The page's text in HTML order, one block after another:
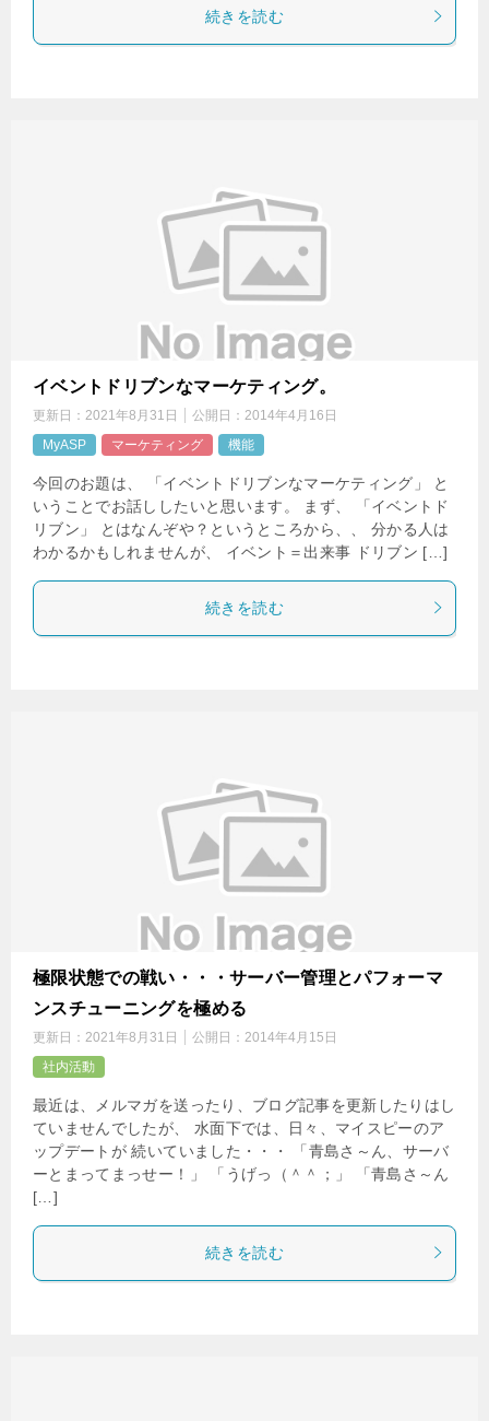
続きを読む
イベントドリブンなマーケティング。
更新日： 2021年8月31日 公開日： 2014年4月16日
MyASP
マーケティング 機能
今回のお題は、 「イベントドリブンなマーケティング」 と
いうことでお話ししたいと思います。 まず、 「イベントド
リブン」 とはなんぞや？というところから、、 分かる人は
わかるかもしれませんが、 イベント＝出来事 ドリブン […]
続きを読む
極限状態での戦い・・・サーバー管理とパフォーマ
ンスチューニングを極める
更新日： 2021年8月31日 公開日： 2014年4月15日
社内活動
最近は、メルマガを送ったり、ブログ記事を更新したりはし
ていませんでしたが、 水面下では、日々、マイスピーのア
ップデートが 続いていました・・・ 「青島さ～ん、サーバ
ーとまってまっせー！」 「うげっ（＾＾；」 「青島さ～ん
[…]
続きを読む